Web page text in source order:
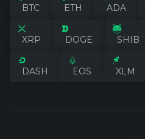
BTC ETH ADA
XRP DOGE SHIB
DASH EOS XLM